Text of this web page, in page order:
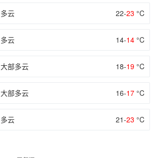
多云 22-23 °C
多云 14-14 °C
大部多云 18-19 °C
大部多云 16-17 °C
多云 21-23 °C